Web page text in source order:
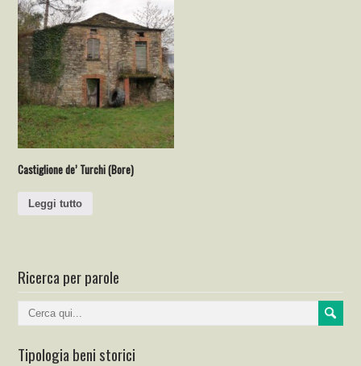
Castiglione de’ Turchi (Bore)
Leggi tutto
Ricerca per parole
Tipologia beni storici